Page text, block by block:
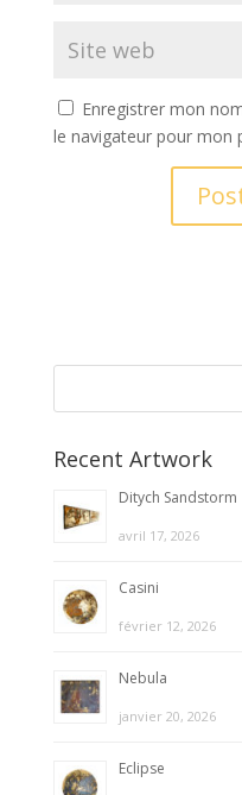
Enregistrer mon
le navigateur pour mon
iRecent Artwork
Ditych Sandstorm
avril 17, 2026
Casini
février 12, 2026
Nebula
janvier 20, 2026
Eclipse